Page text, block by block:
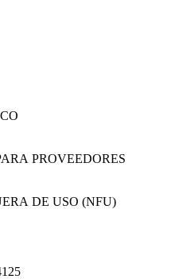
PROVEEDORES
DE USO (NFU)